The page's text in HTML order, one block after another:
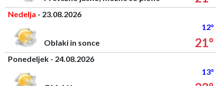
Nedelja - 23.08.2026
12°
Oblaki in sonce
21°
Ponedeljek - 24.08.2026
13°